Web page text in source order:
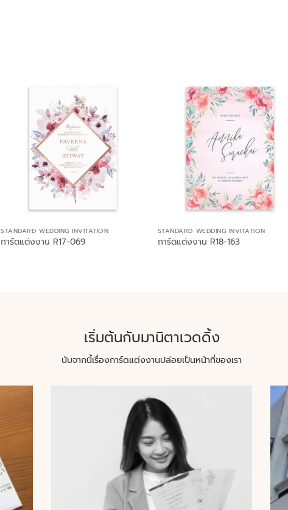
STANDARD WEDDING INVITATION
การ์ดแต่งงาน R17-069
STANDARD WEDDING INVITATION
การ์ดแต่งงาน R18-163
เริ่มต้นกับมานิตาเวดดิ้ง
นับจากนี้เรื่องการ์ดแต่งงานปล่อยเป็นหน้าที่ของเรา